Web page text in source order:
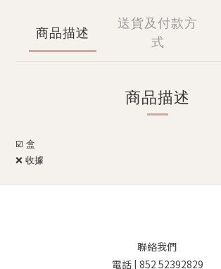
商品描述
送貨及付款方
式
商品描述
☑️ 盒
❌ 收據
聯絡我們
電話 | 852 52392829